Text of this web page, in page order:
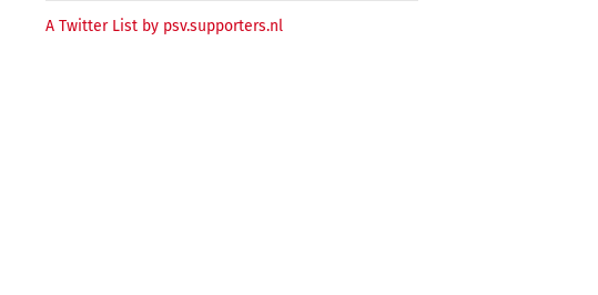
A Twitter List by psv.supporters.nl